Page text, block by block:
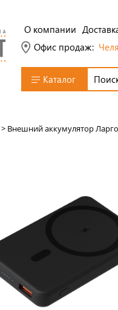
О компании
Офис продаж:
Каталог
> Внешний аккумулятор